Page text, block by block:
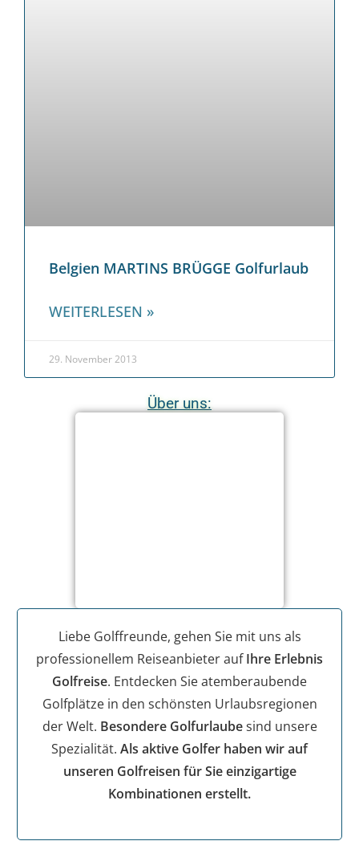
Belgien MARTINS BRÜGGE Golfurlaub
WEITERLESEN »
29. November 2013
Über uns:
Liebe Golffreunde, gehen Sie mit uns als
professionellem Reiseanbieter aufIhre Erlebnis
Golfreise. Entdecken Sie atemberaubende
Golfplätze in den schönsten Urlaubsregionen
der Welt. Besondere Golfurlaubesind unsere
Spezialität. Als aktive Golfer haben wir auf
unseren Golfreisen für Sie einzigartige
Kombinationen erstellt.